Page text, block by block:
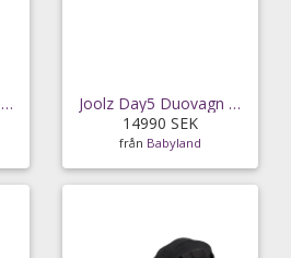
Joolz Geo3 Duovagn (Space black)
Joolz Day5 Duovagn (Sage Green)
14990 SEK
från Babyland